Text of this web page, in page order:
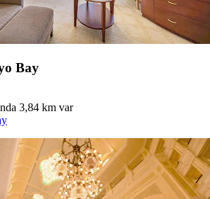
Bay
3,84 km var